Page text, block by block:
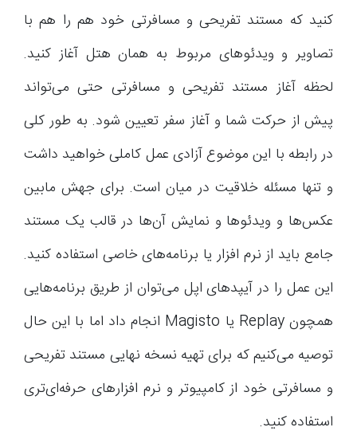
کنید که مستند تفریحی و مسافرتی خود هم را هم با
تصاویر و ویدئوهای مربوط به همان هتل آغاز کنید.
لحظه آغاز مستند تفریحی و مسافرتی حتی می‌تواند
پیش از حرکت شما و آغاز سفر تعیین شود. به طور کلی
در رابطه با این موضوع آزادی عمل کاملی خواهید داشت
و تنها مسئله خلاقیت در میان است. برای جهش مابین
عکس‌ها و ویدئوها و نمایش آن‌ها در قالب یک مستند
جامع باید از نرم افزار یا برنامه‌های خاصی استفاده کنید.
این عمل را در آیپدهای اپل می‌توان از طریق برنامه‌هایی
همچون Replay یا Magisto انجام داد اما با این حال
توصیه می‌کنیم که برای تهیه نسخه نهایی مستند تفریحی
و مسافرتی خود از کامپیوتر و نرم افزارهای حرفه‌ای‌تری
استفاده کنید.